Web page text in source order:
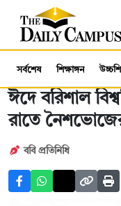
সর্বশেষ শিক্ষাঙ্গন
ঈদে বরিশাল
রাতে
ববি প্রতিনিধি